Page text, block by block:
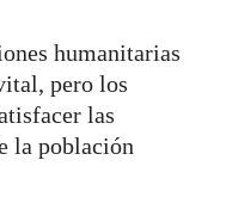
humanitarias
pero los
las
la población